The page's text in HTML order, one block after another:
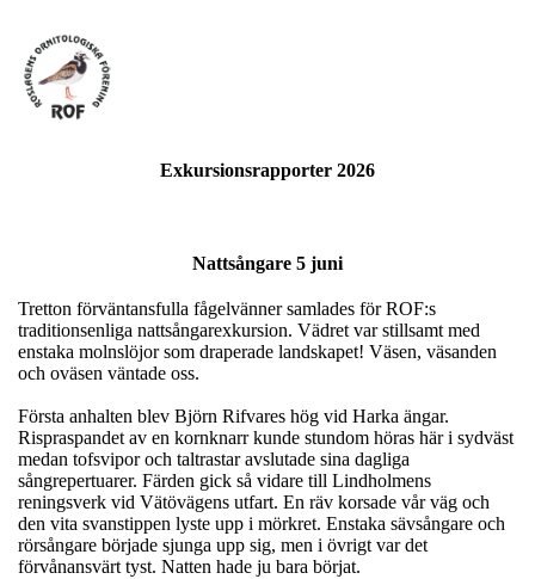
Exkursionsrapporter 2026
Nattsångare 5 juni
Tretton förväntansfulla fågelvänner samlades för ROF:s
traditionsenliga nattsångarexkursion. Vädret var stillsamt med
enstaka molnslöjor som draperade landskapet! Väsen, väsanden
och oväsen väntade oss.
Första anhalten blev Björn Rifvares hög vid Harka ängar.
Rispraspandet av en kornknarr kunde stundom höras här i sydväst
medan tofsvipor och taltrastar avslutade sina dagliga
sångrepertuarer. Färden gick så vidare till Lindholmens
reningsverk vid Vätövägens utfart. En räv korsade vår väg och
den vita svanstippen lyste upp i mörkret. Enstaka sävsångare och
rörsångare började sjunga upp sig, men i övrigt var det
förvånansvärt tyst. Natten hade ju bara börjat.